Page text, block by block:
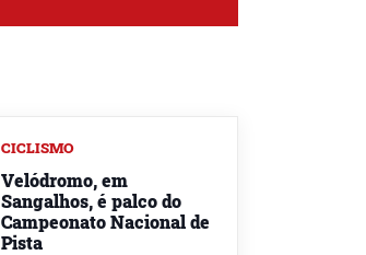
CICLISMO
Velódromo, em
Sangalhos, é palco do
Campeonato Nacional de
Pista